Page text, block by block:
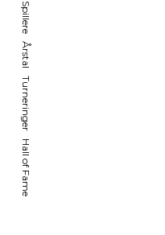
Spillere Årstal Turneringer Hall of Fame